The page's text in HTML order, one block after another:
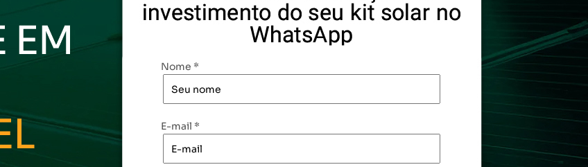
Nome *
E-mail *